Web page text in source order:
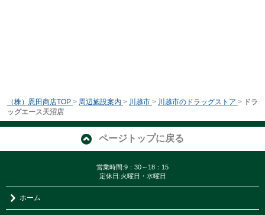
（株）恩田商店TOP > 周辺施設案内 > 川越市 > 川越市のドラッグストア > ドラ
ッグエース天沼店
ページトップに戻る
営業時間:9：30～18：15
定休日:火曜日・水曜日
ホーム